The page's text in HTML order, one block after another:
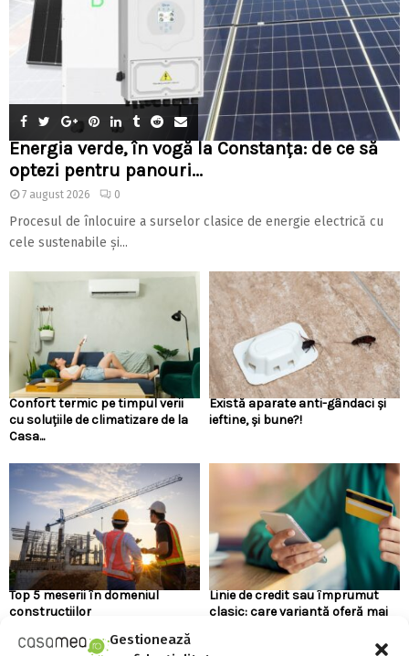
Gestionează
Energia verde, în vogă la Constanța: de ce să
optezi pentru panouri...
7 august 2026 0
Procesul de înlocuire a surselor clasice de energie electrică cu
cele sustenabile și...
Confort termic pe timpul verii
cu soluțiile de climatizare de la
Casa...
Există aparate anti-gândaci și
ieftine, și bune?!
Top 5 meserii în domeniul
construcțiilor
Linie de credit sau împrumut
clasic: care variantă oferă mai